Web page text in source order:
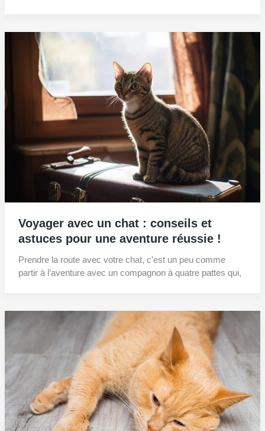
Voyager avec un chat : conseils et
astuces pour une aventure réussie !
Prendre la route avec votre chat, c’est un peu comme
partir à l’aventure avec un compagnon à quatre pattes qui,